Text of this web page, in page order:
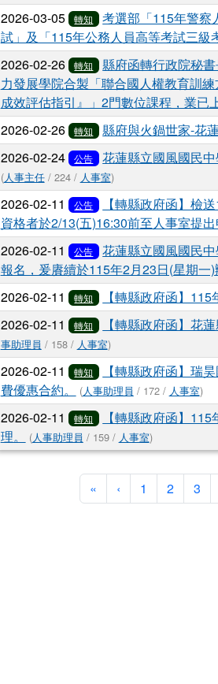
2026-03-05 轉知
考選部「115年警察
試」及「115年公務人員高等考試三級
2026-02-26 轉知
縣府函轉行政院秘
力發展學院合製「聯合國人權教育訓
成效評估指引』」2門數位課程，業已
2026-02-26 轉知 縣府與火鍋世家-花
2026-02-24 公告 花蓮縣立國風國民
(人事主任/ 224 / 人事室)
2026-02-11 公告
【轉縣政府函】檢
資格者於2/13(五)16:30前至人事室提出
2026-02-11 公告
花蓮縣立國風國民
報名，爰賡續於115年2月23日(星期一)
2026-02-11 轉知 【轉縣政府函】
2026-02-11 轉知 【轉縣政府函】花
事助理員 / 158 / 人事室)
2026-02-11 轉知
【轉縣政府函】瑞
費優惠合約。
(人事助理員 / 172 / 人事室)
2026-02-11 轉知
【轉縣政府函】
理。
(人事助理員 / 159 / 人事室)
« 第一頁
‹ 上一頁
1 2 3